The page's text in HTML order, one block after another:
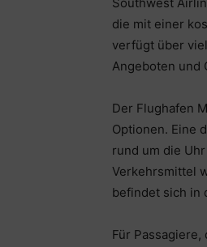
die mit einer
verfügt über
Angeboten und
Der Flughafen
Optionen. Eine
rund um die
Verkehrsmittel
befindet sich in
Für